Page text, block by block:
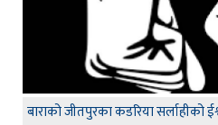
बाराको जीतपुरका कडरिया सर्लाहीको